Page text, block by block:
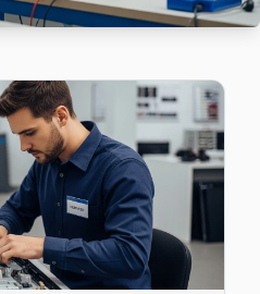
Servis
Servis
Level TV servisi için ön
→
Servis
Orhantepe adresine gelen